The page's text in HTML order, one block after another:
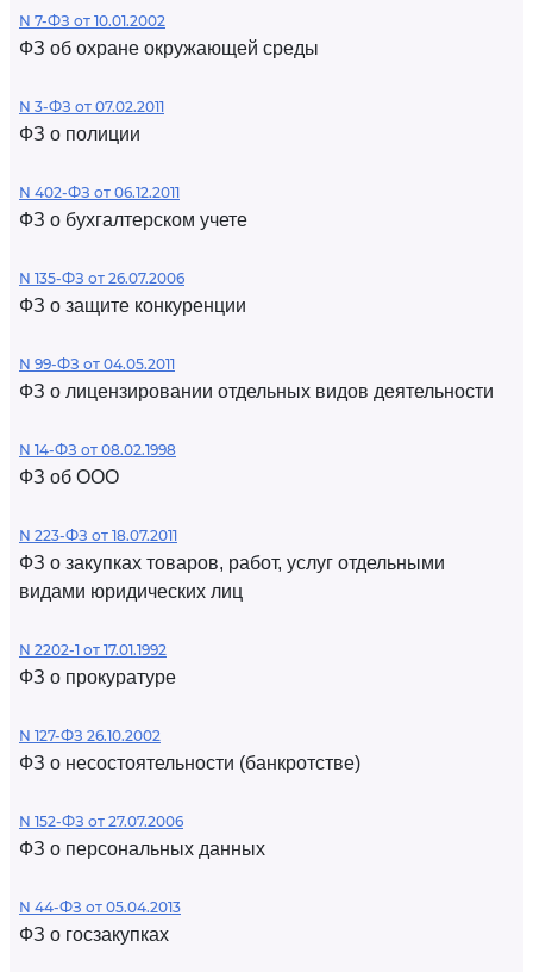
N 7-ФЗ от 10.01.2002
ФЗ об охране окружающей среды
N 3-ФЗ от 07.02.2011
ФЗ о полиции
N 402-ФЗ от 06.12.2011
ФЗ о бухгалтерском учете
N 135-ФЗ от 26.07.2006
ФЗ о защите конкуренции
N 99-ФЗ от 04.05.2011
ФЗ о лицензировании отдельных видов деятельности
N 14-ФЗ от 08.02.1998
ФЗ об ООО
N 223-ФЗ от 18.07.2011
ФЗ о закупках товаров, работ, услуг отдельными
видами юридических лиц
N 2202-1 от 17.01.1992
ФЗ о прокуратуре
N 127-ФЗ 26.10.2002
ФЗ о несостоятельности (банкротстве)
N 152-ФЗ от 27.07.2006
ФЗ о персональных данных
N 44-ФЗ от 05.04.2013
ФЗ о госзакупках